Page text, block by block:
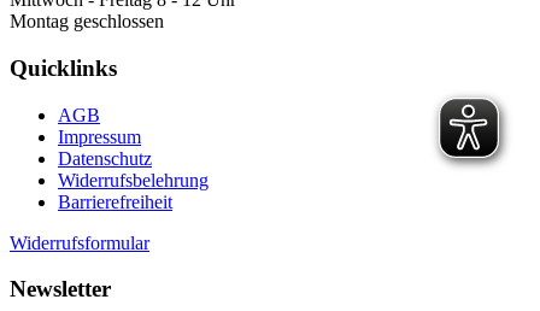
Montag geschlossen
Quicklinks
AGB
Impressum
Datenschutz
Widerrufsbelehrung
Barrierefreiheit
Widerrufsformular
Newsletter